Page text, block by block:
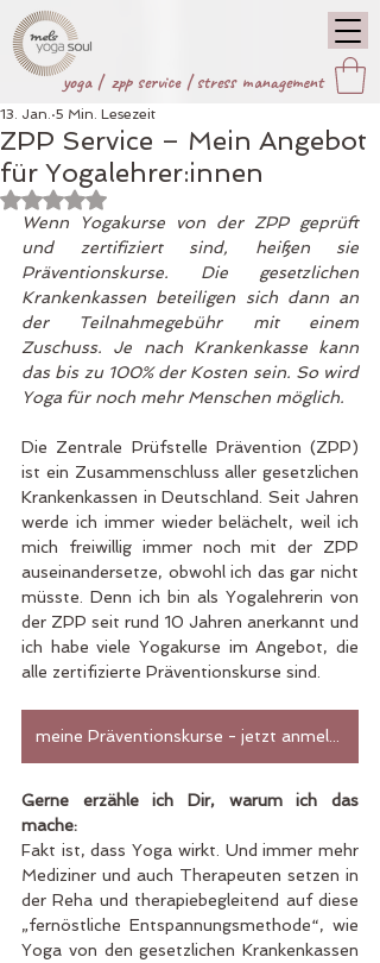
yoga | zpp service|stress management
ZPP Service – Mein Angebot
für Yogalehrer:innen
13. Jan. 5 Min. Lesezeit
Mit NaN von 5 Sternen bewertet.
Wenn Yogakurse von der ZPP geprüft
und zertifiziert sind, heißen sie
Präventionskurse. Die gesetzlichen
Krankenkassen beteiligen sich dann an
der Teilnahmegebühr mit einem
Zuschuss. Je nach Krankenkasse kann
das bis zu 100% der Kosten sein. So wird
Yoga für noch mehr Menschen möglich.
Die Zentrale Prüfstelle Prävention (ZPP)
ist ein Zusammenschluss aller gesetzlichen
Krankenkassen in Deutschland. Seit Jahren
werde ich immer wieder belächelt, weil ich
mich freiwillig immer noch mit der ZPP
auseinandersetze, obwohl ich das gar nicht
müsste. Denn ich bin als Yogalehrerin von
der ZPP seit rund 10 Jahren anerkannt und
ich habe viele Yogakurse im Angebot, die
alle zertifizierte Präventionskurse sind.
Gerne erzähle ich Dir, warum ich das
mache:
Fakt ist, dass Yoga wirkt. Und immer mehr
Mediziner und auch Therapeuten setzen in
der Reha und therapiebegleitend auf diese
„fernöstliche Entspannungsmethode“, wie
Yoga von den gesetzlichen Krankenkassen